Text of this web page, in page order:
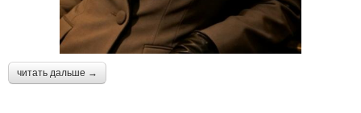
читать дальше →